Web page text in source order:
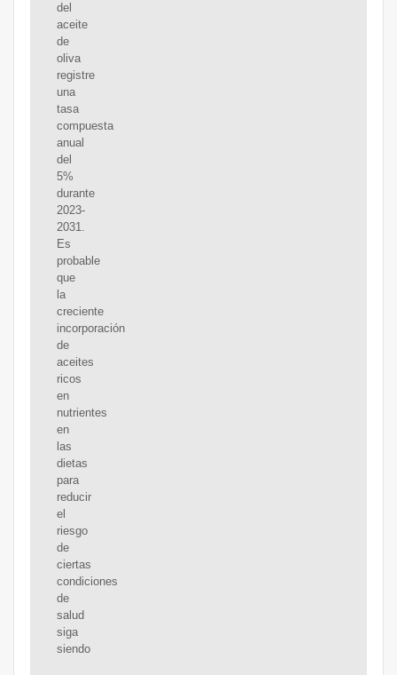
del
aceite
de
oliva
registre
una
tasa
compuesta
anual
del
5%
durante
2023-
2031.
Es
probable
que
la
creciente
incorporación
de
aceites
ricos
en
nutrientes
en
las
dietas
para
reducir
el
riesgo
de
ciertas
condiciones
de
salud
siga
siendo